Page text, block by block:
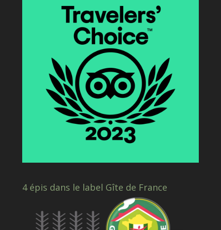
4 épis dans le label Gîte de France